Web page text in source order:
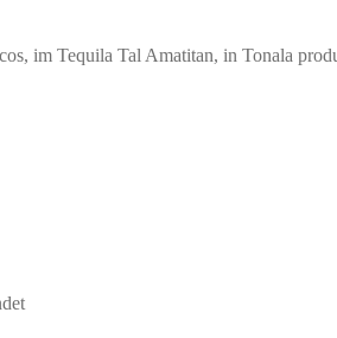
im Tequila Tal Amatitan, in Tonala